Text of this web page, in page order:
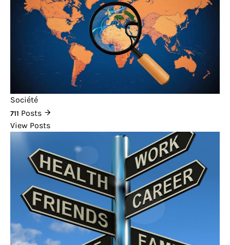
Société
711 Posts
View Posts